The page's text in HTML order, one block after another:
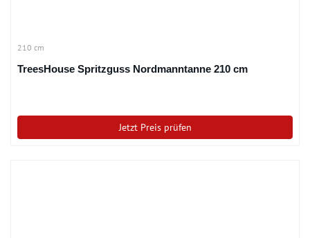
210 cm
TreesHouse Spritzguss Nordmanntanne 210 cm
Jetzt Preis prüfen